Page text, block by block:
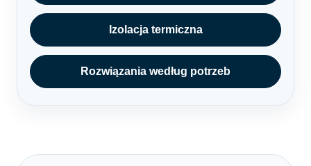
Izolacja termiczna
Rozwiązania według potrzeb